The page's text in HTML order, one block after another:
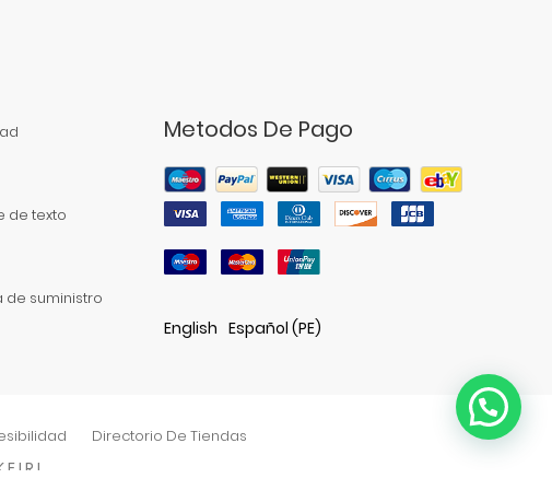
de texto
de suministro
Metodos De Pago
English Español (PE)
Directorio De Tiendas